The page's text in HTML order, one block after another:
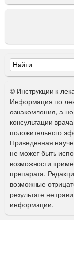
Ф
о
р
м
а
п
о
и
с
к
© Инструкции к
Информация по
ознакомления, а
консультации
положительного
Приведенная
не может быть
возможности
препарата.
возможные
результате
информации.